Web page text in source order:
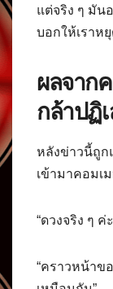
แต่จริง ๆ มัน
บอกให้เราห
ผลจาก
กล้าปฏิ
หลังข่าวนี้ถูก
เข้ามาคอมเ
“ดวงจริง ๆ
“คราวหน้าข